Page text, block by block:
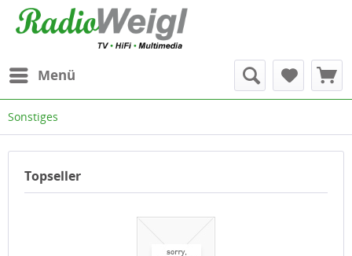
Menü
Sonstiges
Topseller